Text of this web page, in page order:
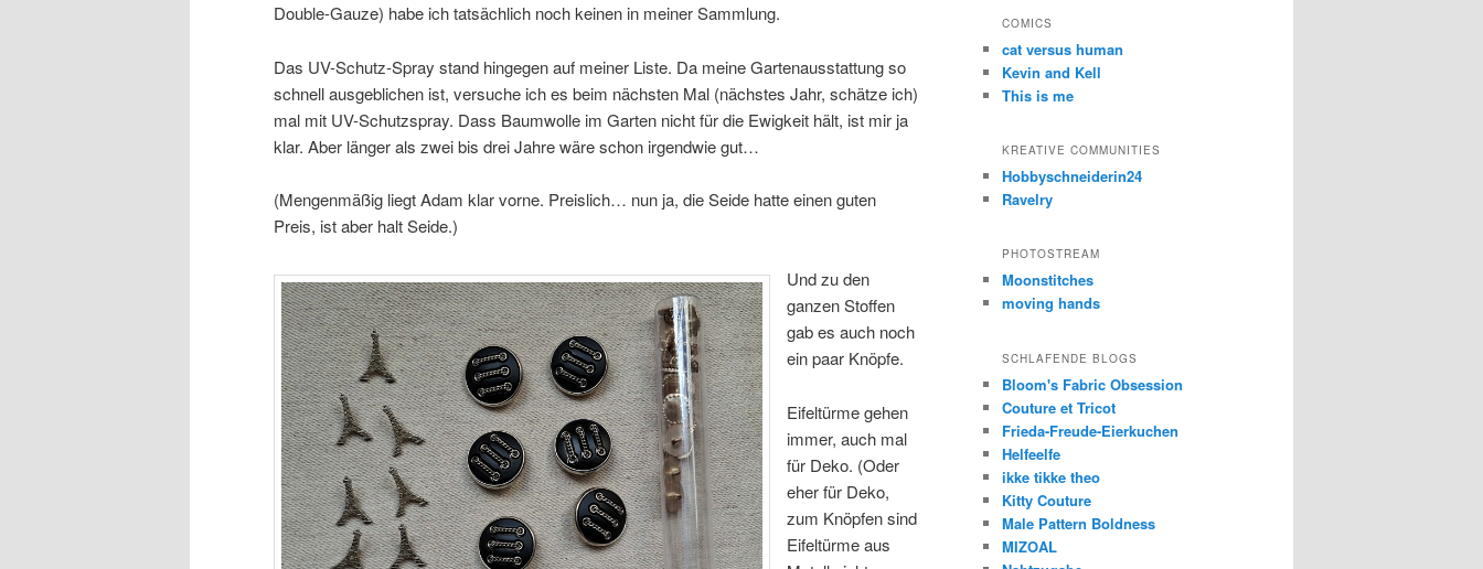
Double-Gauze) habe ich tatsächlich noch keinen in meiner Sammlung.
Das UV-Schutz-Spray stand hingegen auf meiner Liste. Da meine Gartenausstattung so
schnell ausgeblichen ist, versuche ich es beim nächsten Mal (nächstes Jahr, schätze ich)
mal mit UV-Schutzspray. Dass Baumwolle im Garten nicht für die Ewigkeit hält, ist mir ja
klar. Aber länger als zwei bis drei Jahre wäre schon irgendwie gut…
(Mengenmäßig liegt Adam klar vorne. Preislich… nun ja, die Seide hatte einen guten
Preis, ist aber halt Seide.)
Und zu den
ganzen Stoffen
gab es auch noch
ein paar Knöpfe.
Eifeltürme gehen
immer, auch mal
für Deko. (Oder
eher für Deko,
zum Knöpfen sind
Eifeltürme aus
COMICS
cat versus human
Kevin and Kell
This is me
KREATIVE COMMUNITIES
Hobbyschneiderin24
Ravelry
PHOTOSTREAM
Moonstitches
moving hands
SCHLAFENDE BLOGS
Bloom's Fabric Obsession
Couture et Tricot
Frieda-Freude-Eierkuchen
Helfeelfe
ikke tikke theo
Kitty Couture
Male Pattern Boldness
MIZOAL